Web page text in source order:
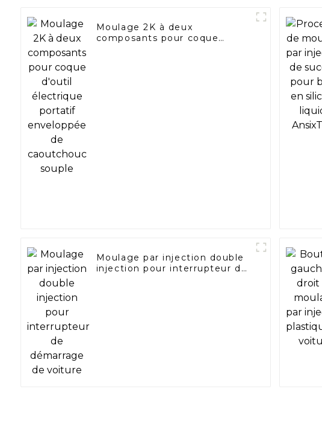
Moulage 2K à deux
composants pour coque
Moulage par injection double
injection pour interrupteur de